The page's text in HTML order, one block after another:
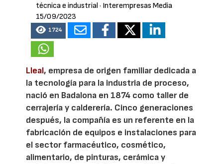
técnica e industrial· Interempresas Media
15/09/2023
1724
Lleal, empresa de origen familiar dedicada a
la tecnología para la industria de proceso,
nació en Badalona en 1874 como taller de
cerrajería y calderería. Cinco generaciones
después, la compañía es un referente en la
fabricación de equipos e instalaciones para
el sector farmacéutico, cosmético,
alimentario, de pinturas, cerámica y